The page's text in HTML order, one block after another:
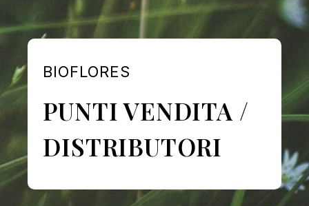
BIOFLORES
PUNTI VENDITA /
DISTRIBUTORI